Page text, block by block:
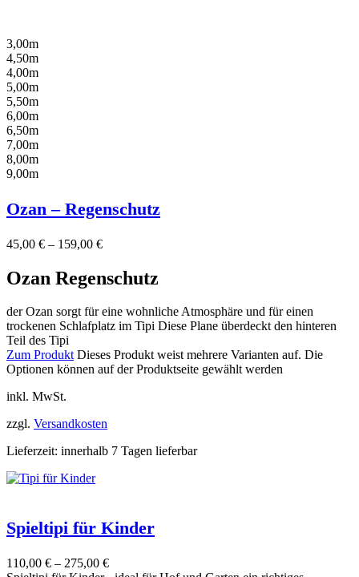
3,00m
4,50m
4,00m
5,00m
5,50m
6,00m
6,50m
7,00m
8,00m
9,00m
Ozan – Regenschutz
45,00 € – 159,00 €
Ozan Regenschutz
der Ozan sorgt für eine wohnliche Atmosphäre und für einen
trockenen Schlafplatz im Tipi Diese Plane überdeckt den hinteren
Teil des Tipi
Zum Produkt Dieses Produkt weist mehrere Varianten auf. Die
Optionen können auf der Produktseite gewählt werden
inkl. MwSt.
zzgl. Versandkosten
Lieferzeit: innerhalb 7 Tagen lieferbar
Spieltipi für Kinder
110,00 € – 275,00 €